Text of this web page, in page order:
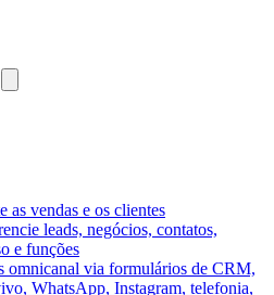
as vendas e os clientes
leads, negócios, contatos,
e funções
omnicanal via formulários de CRM,
WhatsApp, Instagram, telefonia,